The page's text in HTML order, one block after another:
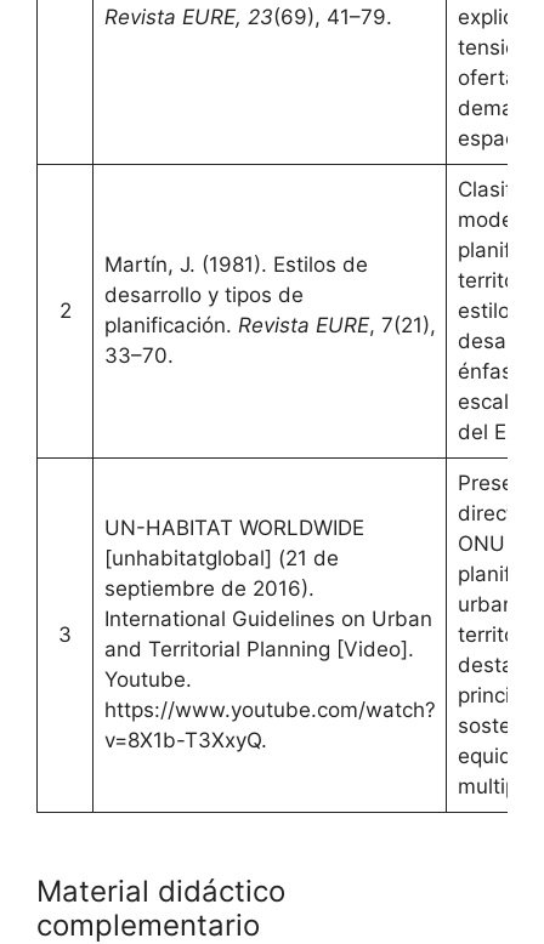
Revista EURE, 23(69), 41–79.
explicar
tensión
oferta y
espacio.
2
Martín, J. (1981). Estilos de
desarrollo y tipos de
planificación. Revista EURE, 7(21),
33–70.
estilos
énfasis
escala y
del
3
UN-HABITAT WORLDWIDE
[unhabitatglobal] (21 de
septiembre de 2016).
International Guidelines on Urban
and Territorial Planning [Video].
Youtube.
https://www.youtube.com/watch?
v=8X1b-T3XxyQ.
ONU
urbana y
equidad
Material didáctico
complementario